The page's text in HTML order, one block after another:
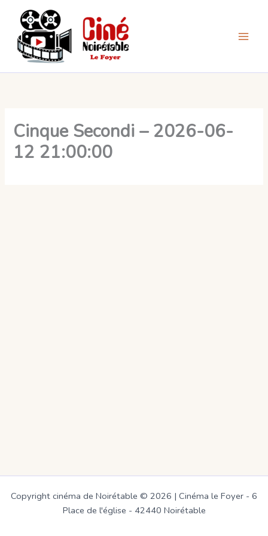
contenu
Cinque Secondi – 2026-06-
12 21:00:00
Copyright cinéma de Noirétable © 2026 | Cinéma le Foyer - 6
Place de l'église - 42440 Noirétable